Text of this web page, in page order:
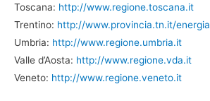
Toscana: http://www.regione.toscana.it
Trentino: http://www.provincia.tn.it/energia
Umbria: http://www.regione.umbria.it
Valle d’Aosta: http://www.regione.vda.it
Veneto: http://www.regione.veneto.it